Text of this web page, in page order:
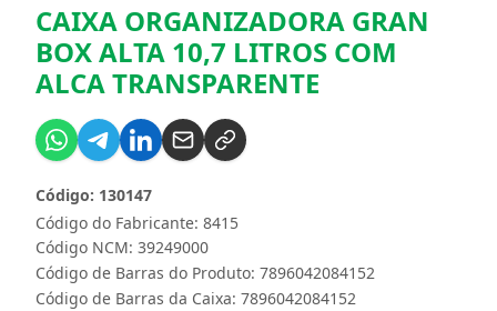
CAIXA ORGANIZADORA GRAN
BOX ALTA 10,7 LITROS COM
ALCA TRANSPARENTE
Código do Fabricante: 8415
Código: 130147
Código NCM: 39249000
Código de Barras do Produto: 7896042084152
Código de Barras da Caixa: 7896042084152